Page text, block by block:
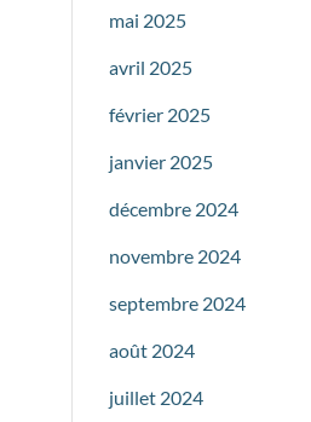
mai 2025
avril 2025
février 2025
janvier 2025
décembre 2024
novembre 2024
septembre 2024
août 2024
juillet 2024